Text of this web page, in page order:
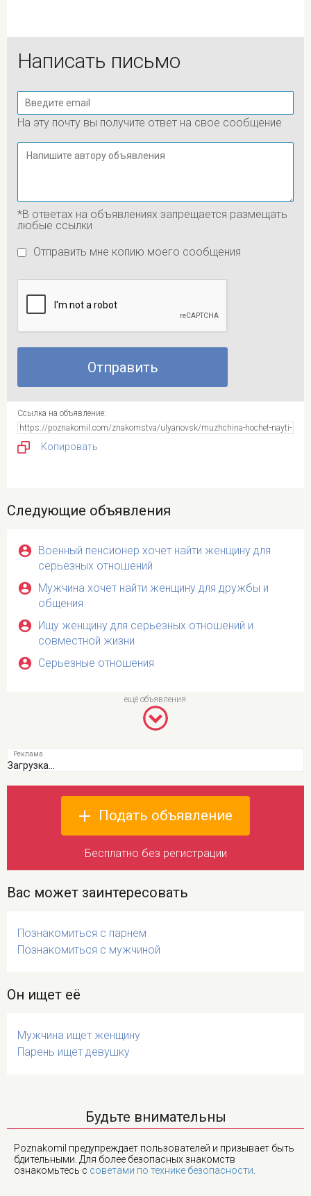
Написать письмо
На эту почту вы получите ответ на свое сообщение
*В ответах на объявлениях запрещается размещать
любые ссылки
Отправить мне копию моего сообщения
Ссылка на объявление:
Копировать
Следующие объявления
Военный пенсионер хочет найти женщину для
серьезных отношений
Мужчина хочет найти женщину для дружбы и
общения
Ищу женщину для серьезных отношений и
совместной жизни
Серьезные отношения
Загрузка...
Подать объявление
Бесплатно без регистрации
Вас может заинтересовать
Познакомиться с парнем
Познакомиться с мужчиной
Он ищет её
Мужчина ищет женщину
Парень ищет девушку
Будьте внимательны
Poznakomil предупреждает пользователей и призывает быть
бдительными. Для более безопасных знакомств
ознакомьтесь с советами по технике безопасности